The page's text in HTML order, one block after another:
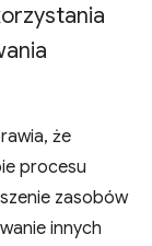
że
procesu
zasobów
innych